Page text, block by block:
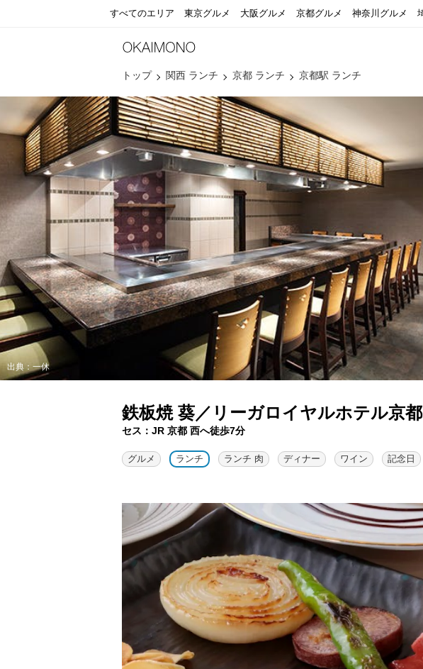
すべてのエリア 東京グルメ 大阪グルメ 京都グルメ 神奈川グルメ
トップ 関西 ランチ 京都 ランチ 京都駅 ランチ
出典：一休
鉄板焼 葵／リーガロイヤルホテル京都
セス：JR 京都 西へ徒歩7分
グルメ ランチ ランチ 肉 ディナー ワイン 記念日